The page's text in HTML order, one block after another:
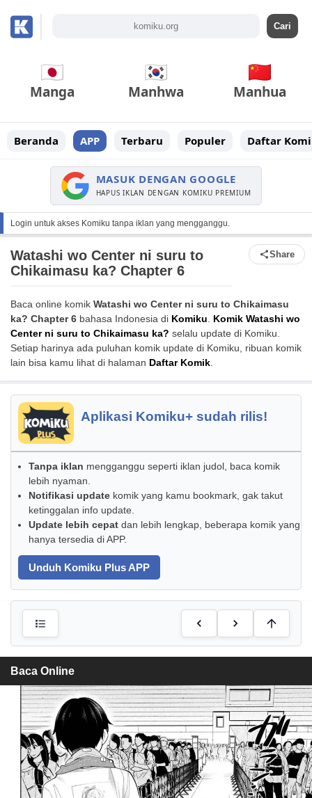
Manga Manhwa Manhua
Beranda APP Terbaru Populer Daftar
MASUK DENGAN GOOGLE
HAPUS IKLAN DENGAN KOMIKU PREMIUM
Login untuk akses Komiku tanpa iklan yang mengganggu.
Watashi wo Center ni suru to
Chikaimasu ka? Chapter 6
Share
Baca online komik Watashi wo Center ni suru to Chikaimasu
ka? Chapter 6 bahasa Indonesia di Komiku. Komik Watashi wo
Center ni suru to Chikaimasu ka? selalu update di Komiku.
Setiap harinya ada puluhan komik update di Komiku, ribuan komik
lain bisa kamu lihat di halaman Daftar Komik.
Aplikasi Komiku+ sudah rilis!
Tanpa iklan mengganggu seperti iklan judol, baca komik
lebih nyaman.
Notifikasi update komik yang kamu bookmark, gak takut
ketinggalan info update.
Update lebih cepat dan lebih lengkap, beberapa komik yang
hanya tersedia di APP.
Unduh Komiku Plus APP
Baca Online